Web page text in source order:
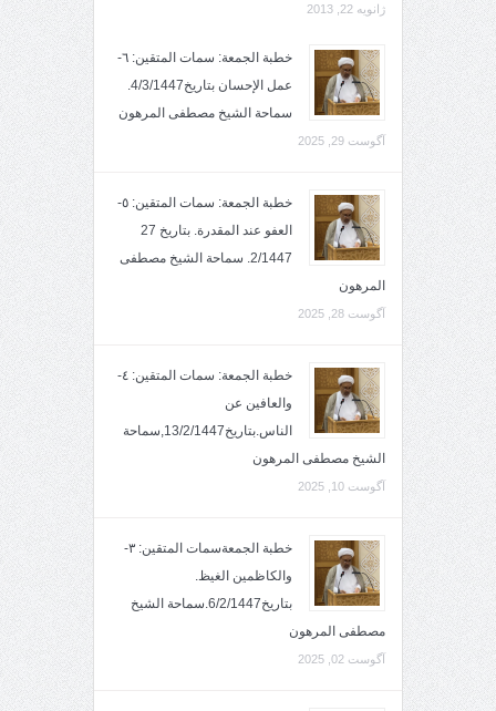
ژانویه 22, 2013
خطبة الجمعة: سمات المتقين: ٦-
عمل الإحسان بتاريخ4/3/1447.
سماحة الشيخ مصطفى المرهون
آگوست 29, 2025
خطبة الجمعة: سمات المتقين: ٥-
العفو عند المقدرة. بتاريخ 27
2/1447. سماحة الشيخ مصطفى
المرهون
آگوست 28, 2025
خطبة الجمعة: سمات المتقين: ٤-
والعافين عن
الناس.بتاريخ13/2/1447,سماحة
الشيخ مصطفى المرهون
آگوست 10, 2025
خطبة الجمعةسمات المتقين: ٣-
والكاظمين الغيظ.
بتاريخ6/2/1447.سماحة الشيخ
مصطفى المرهون
آگوست 02, 2025